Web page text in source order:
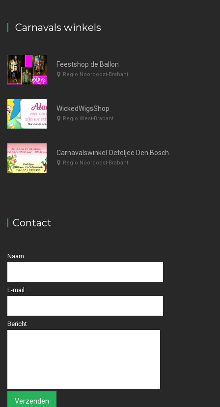
Carnavals winkels
Feestshop de Ballon
Regio Noordoost-Brabant
WickedWigsShop
Regio West-Brabant
Carnavalswinkel Oeteljee Den Bosch.
Regio Noordoost-Brabant
Contact
Naam
E-mail
Bericht